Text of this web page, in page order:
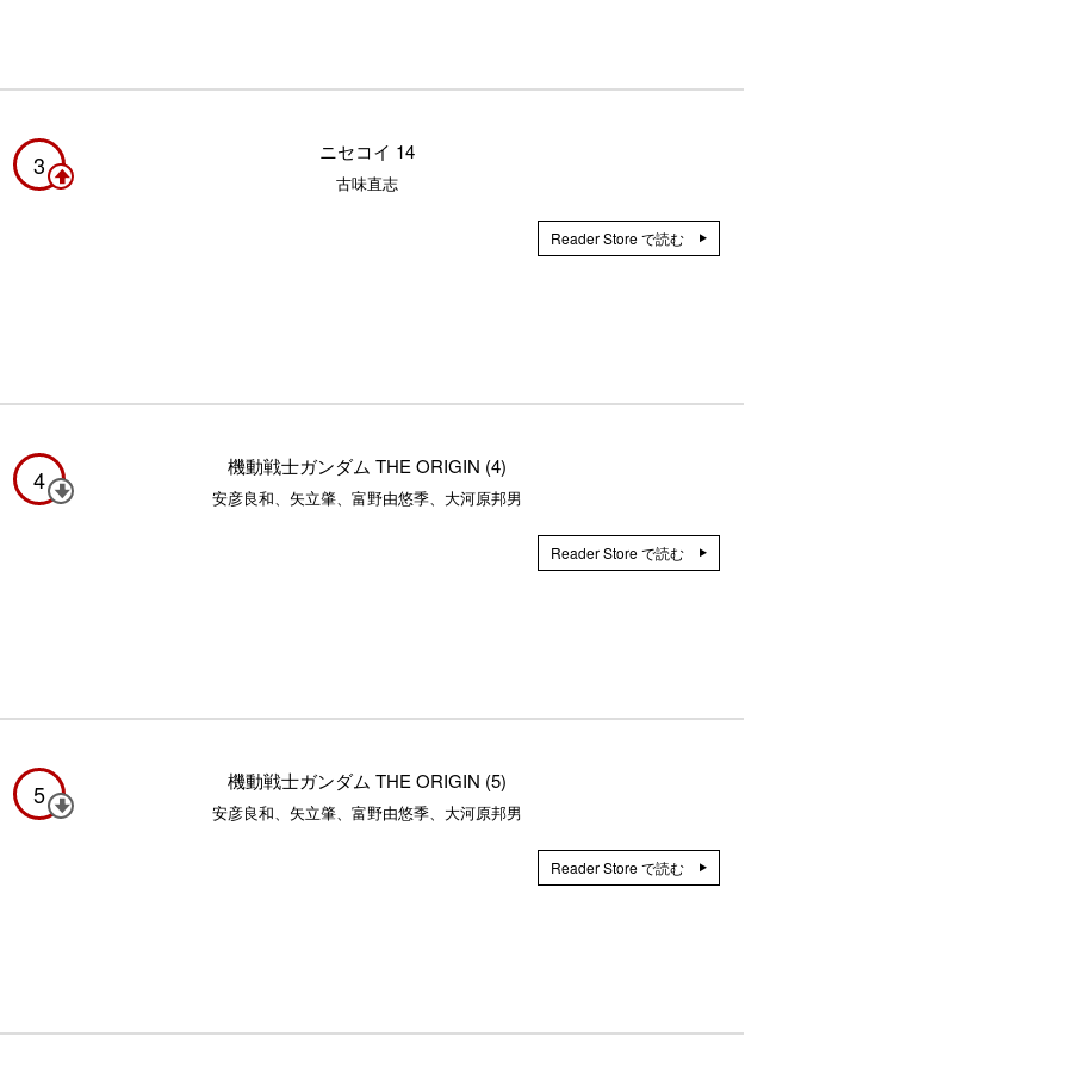
3 ニセコイ 14
古味直志
Reader Store で読む
4 機動戦士ガンダム THE ORIGIN (4)
安彦良和、矢立肇、富野由悠季、大河原邦男
Reader Store で読む
5 機動戦士ガンダム THE ORIGIN (5)
安彦良和、矢立肇、富野由悠季、大河原邦男
Reader Store で読む